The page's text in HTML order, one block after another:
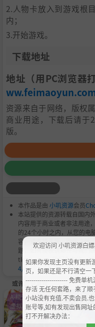
2.人物卡放入到游戏根
内；
3.开始游戏。
下载地址
地址（用PC浏览器
资源来自于网络，版权
商业用途，下载后请于
版。
本作品是由 小叽资源会员
本站提供的资源转载自国内
内容用于商业或者非法用途
的24个小时之内，从您的电
容，请支持正版，购买注册
题，如有侵权请邮件与我们
tlook.com，我们会在第一时
4/ 。
或许您会喜欢
A-绕过D加密
虚拟机
角色卡-AI少女
选择 恋活
欢迎访问 小叽资源白
如果你发现主页没有更新
页，如果还是不行清空一
--------------------- 免费单
存活 无任何套路，来了
小站没有充值.不卖会员.
账号等,如有发现出售网
打不开解决办法：